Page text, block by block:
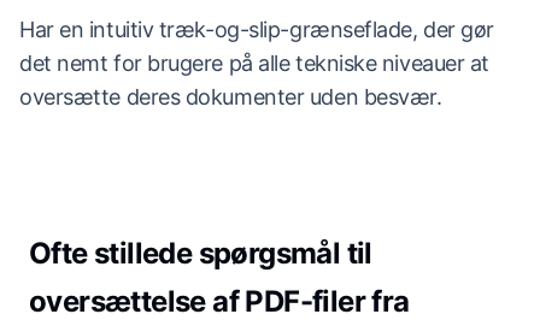
Har en intuitiv træk-og-slip-grænseflade, der gør
det nemt for brugere på alle tekniske niveauer at
oversætte deres dokumenter uden besvær.
Ofte stillede spørgsmål til
oversættelse af PDF-filer fra